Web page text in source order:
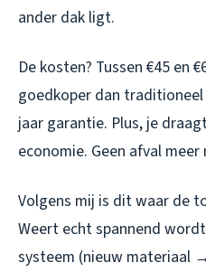
ander dak ligt.
De kosten? Tussen €45 en
goedkoper dan
jaar garantie. Plus, je
economie. Geen afval
Volgens mij is dit waar de
Weert echt spannend
systeem (nieuw materiaal